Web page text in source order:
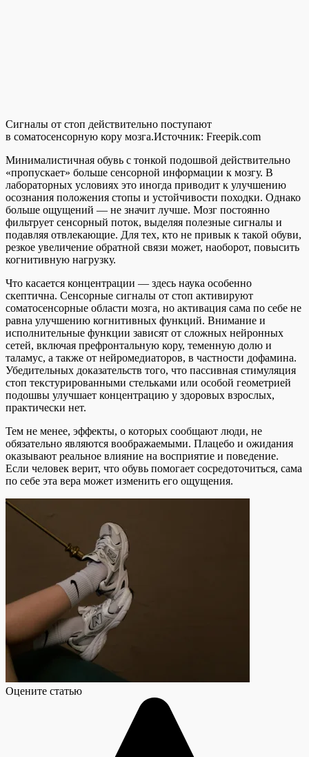
Сигналы от стоп действительно поступают
в соматосенсорную кору мозга.Источник: Freepik.com
Минималистичная обувь с тонкой подошвой действительно
«пропускает» больше сенсорной информации к мозгу. В
лабораторных условиях это иногда приводит к улучшению
осознания положения стопы и устойчивости походки. Однако
больше ощущений — не значит лучше. Мозг постоянно
фильтрует сенсорный поток, выделяя полезные сигналы и
подавляя отвлекающие. Для тех, кто не привык к такой обуви,
резкое увеличение обратной связи может, наоборот, повысить
когнитивную нагрузку.
Что касается концентрации — здесь наука особенно
скептична. Сенсорные сигналы от стоп активируют
соматосенсорные области мозга, но активация сама по себе не
равна улучшению когнитивных функций. Внимание и
исполнительные функции зависят от сложных нейронных
сетей, включая префронтальную кору, теменную долю и
таламус, а также от нейромедиаторов, в частности дофамина.
Убедительных доказательств того, что пассивная стимуляция
стоп текстурированными стельками или особой геометрией
подошвы улучшает концентрацию у здоровых взрослых,
практически нет.
Тем не менее, эффекты, о которых сообщают люди, не
обязательно являются воображаемыми. Плацебо и ожидания
оказывают реальное влияние на восприятие и поведение.
Если человек верит, что обувь помогает сосредоточиться, сама
по себе эта вера может изменить его ощущения.
Оцените статью